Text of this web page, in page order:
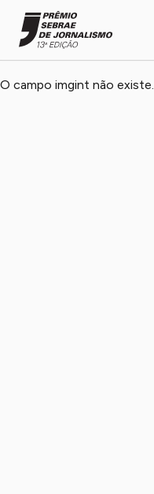
O campo imgint não existe.